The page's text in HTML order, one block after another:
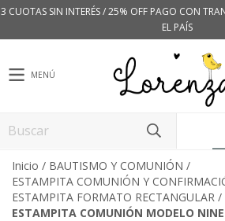
3 CUOTAS SIN INTERÉS / 25% OFF PAGO CON
EL PAÍS
MENÚ
Inicio / BAUTISMO Y COMUNIÓN /
ESTAMPITA COMUNIÓN Y
ESTAMPITA FORMATO RECTANGULAR /
ESTAMPITA COMUNIÓN MODELO